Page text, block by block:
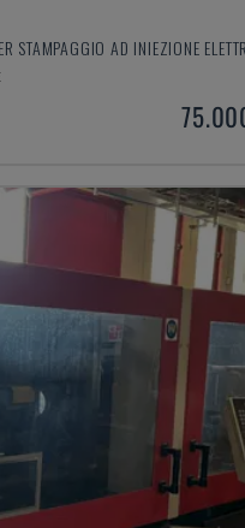
STAMPAGGIO AD INIEZIONE